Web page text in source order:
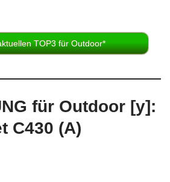
TOP3 für Outdoor*
für Outdoor [y]:
C430 (A)